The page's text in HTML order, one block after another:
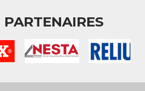
PARTENAIRES